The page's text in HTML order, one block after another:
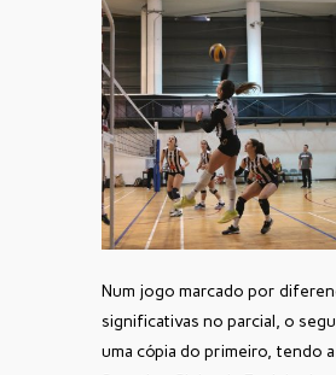
Num jogo marcado por
significativas no parcial, o
uma cópia do primeiro, tendo